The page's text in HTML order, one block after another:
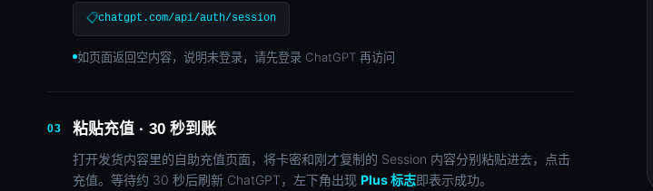
📋chatgpt.com/api/auth/session
如页面返回空内容，说明未登录，请先登录 ChatGPT 再访问
03 粘贴充值 · 30 秒到账
打开发货内容里的自助充值页面，将卡密和刚才复制的 Session 内容分别粘贴进去，点击
充值。等待约 30 秒后刷新 ChatGPT，左下角出现 Plus 标志即表示成功。